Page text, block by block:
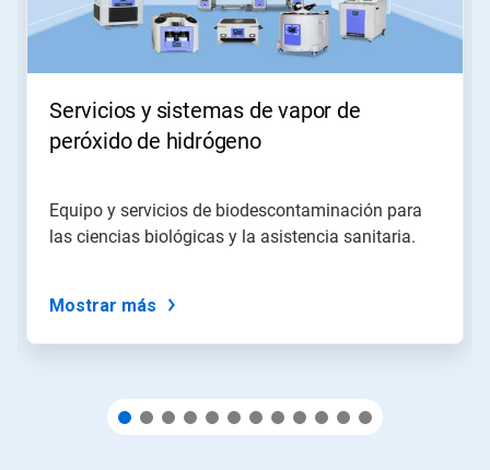
Posterior
Anterior
navegar
diapositiva
Servicios y sistemas de vapor de
peróxido de hidrógeno
Equipo y servicios de biodescontaminación para
las ciencias biológicas y la asistencia sanitaria.
Mostrar más